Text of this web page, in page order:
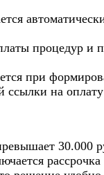
процедур и
при
ссылки на оплату
30.000